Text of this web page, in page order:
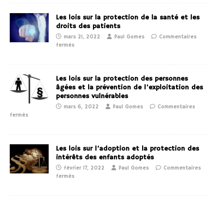
Les lois sur la protection de la santé et les
droits des patients
mars 21, 2022 Paul Gomes
Commentaires
fermés
Les lois sur la protection des personnes
âgées et la prévention de l’exploitation des
personnes vulnérables
mars 6, 2022 Paul Gomes
Commentaires
fermés
Les lois sur l’adoption et la protection des
intérêts des enfants adoptés
février 17, 2022 Paul Gomes
Commentaires
fermés